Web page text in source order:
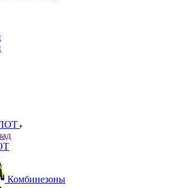
Комбинезоны